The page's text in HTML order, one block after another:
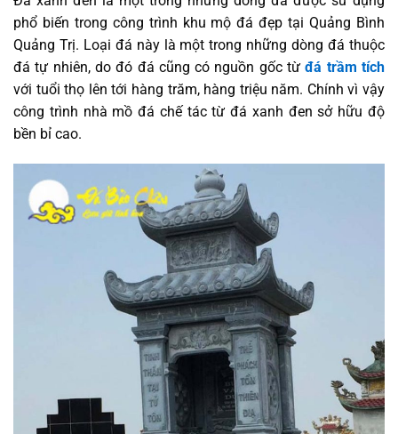
phổ biến trong công trình khu mộ đá đẹp tại Quảng Bình
Quảng Trị. Loại đá này là một trong những dòng đá thuộc
đá tự nhiên, do đó đá cũng có nguồn gốc từđá trầm tích
với tuổi thọ lên tới hàng trăm, hàng triệu năm. Chính vì vậy
công trình nhà mồ đá chế tác từ đá xanh đen sở hữu độ
bền bỉ cao.